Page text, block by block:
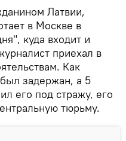
Латвии,
в Москве в
куда входит и
приехал в
Как
задержан, а 5
его под стражу, его
тюрьму.